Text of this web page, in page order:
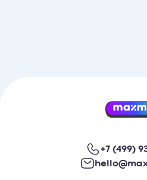
+7 (499)